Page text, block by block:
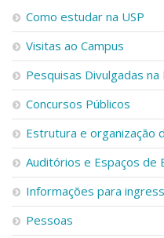
Como estudar na USP
Visitas ao Campus
Pesquisas Divulgadas na
Concursos Públicos
Estrutura e organização
Auditórios e Espaços de
Informações para
Pessoas